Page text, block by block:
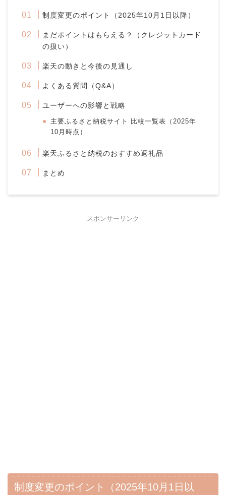
制度変更のポイント（2025年10月1日以降）
まだポイントはもらえる？（クレジットカード
の扱い）
楽天の動きと今後の見通し
よくある質問（Q&A）
ユーザーへの影響と戦略
主要ふるさと納税サイト 比較一覧表（2025年
10月時点）
楽天ふるさと納税のおすすめ返礼品
まとめ
スポンサーリンク
制度変更のポイント（2025年10月1日以